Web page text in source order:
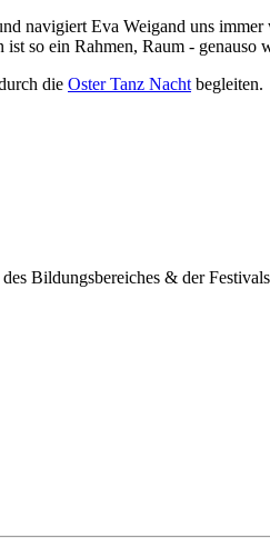
navigiert Eva Weigand uns
so ein Rahmen, Raum -
die Oster Tanz Nacht begleiten.
Bildungsbereiches & der